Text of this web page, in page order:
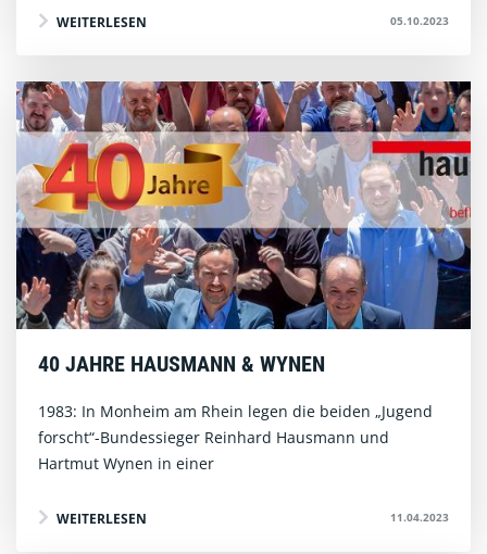
WEITERLESEN 05.10.2023
40 JAHRE HAUSMANN & WYNEN
1983: In Monheim am Rhein legen die beiden „Jugend
forscht“-Bundessieger Reinhard Hausmann und
Hartmut Wynen in einer
WEITERLESEN 11.04.2023